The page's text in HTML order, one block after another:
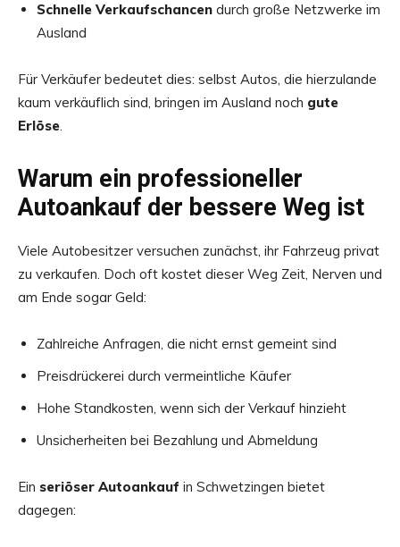
Schnelle Verkaufschancen durch große Netzwerke im
Ausland
Für Verkäufer bedeutet dies: selbst Autos, die hierzulande
kaum verkäuflich sind, bringen im Ausland noch gute
Erlöse.
Warum ein professioneller
Autoankauf der bessere Weg ist
Viele Autobesitzer versuchen zunächst, ihr Fahrzeug privat
zu verkaufen. Doch oft kostet dieser Weg Zeit, Nerven und
am Ende sogar Geld:
Zahlreiche Anfragen, die nicht ernst gemeint sind
Preisdrückerei durch vermeintliche Käufer
Hohe Standkosten, wenn sich der Verkauf hinzieht
Unsicherheiten bei Bezahlung und Abmeldung
Ein seriöser Autoankauf in Schwetzingen bietet
dagegen: